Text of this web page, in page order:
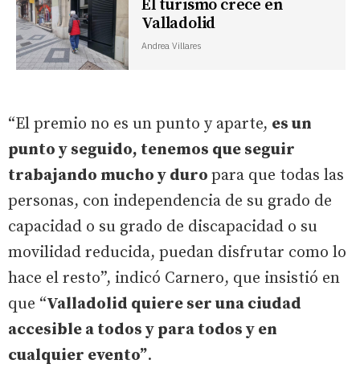
El turismo crece en
Valladolid
Andrea Villares
“El premio no es un punto y aparte, es un
punto y seguido, tenemos que seguir
trabajando mucho y duro para que todas las
personas, con independencia de su grado de
capacidad o su grado de discapacidad o su
movilidad reducida, puedan disfrutar como lo
hace el resto”, indicó Carnero, que insistió en
que “Valladolid quiere ser una ciudad
accesible a todos y para todos y en
cualquier evento”.